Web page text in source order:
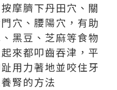
摩臍下丹田穴、關
穴、腰陽穴，有助
黑豆、芝麻等食物
來都叩齒吞津，平
用力著地並咬住牙
腎的方法